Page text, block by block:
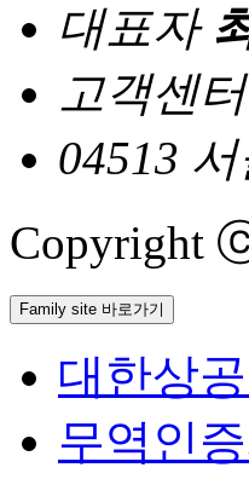
대표자
고객센터
04513
Copyright
Family site 바로가기
대한상
무역인